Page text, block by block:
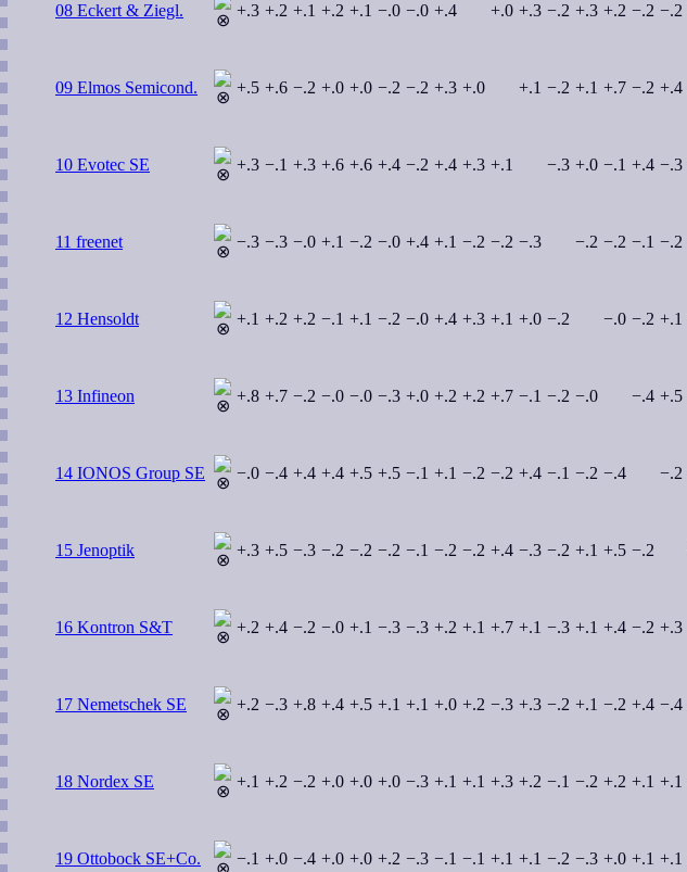
08 Eckert & Ziegl. +.3 +.2 +.1 +.2 +.1 −.0 −.0 +.4 +.0 +.3 −.2 +.3 +.2 −.2 −.2
09 Elmos Semicond. +.5 +.6 −.2 +.0 +.0 −.2 −.2 +.3 +.0 +.1 −.2 +.1 +.7 −.2 +.4
10 Evotec SE +.3 −.1 +.3 +.6 +.6 +.4 −.2 +.4 +.3 +.1 −.3 +.0 −.1 +.4 −.3
11 freenet −.3 −.3 −.0 +.1 −.2 −.0 +.4 +.1 −.2 −.2 −.3 −.2 −.2 −.1 −.2
12 Hensoldt +.1 +.2 +.2 −.1 +.1 −.2 −.0 +.4 +.3 +.1 +.0 −.2 −.0 −.2 +.1
13 Infineon +.8 +.7 −.2 −.0 −.0 −.3 +.0 +.2 +.2 +.7 −.1 −.2 −.0 −.4 +.5
14 IONOS Group SE −.0 −.4 +.4 +.4 +.5 +.5 −.1 +.1 −.2 −.2 +.4 −.1 −.2 −.4 −.2
15 Jenoptik +.3 +.5 −.3 −.2 −.2 −.2 −.1 −.2 −.2 +.4 −.3 −.2 +.1 +.5 −.2
16 Kontron S&T +.2 +.4 −.2 −.0 +.1 −.3 −.3 +.2 +.1 +.7 +.1 −.3 +.1 +.4 −.2 +.3
17 Nemetschek SE +.2 −.3 +.8 +.4 +.5 +.1 +.1 +.0 +.2 −.3 +.3 −.2 +.1 −.2 +.4 −.4
18 Nordex SE +.1 +.2 −.2 +.0 +.0 +.0 −.3 +.1 +.1 +.3 +.2 −.1 −.2 +.2 +.1 +.1
19 Ottobock SE+Co. −.1 +.0 −.4 +.0 +.0 +.2 −.3 −.1 −.1 +.1 +.1 −.2 −.3 +.0 +.1 +.1